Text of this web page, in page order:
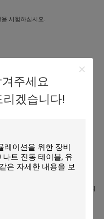
주세요
겠습니다!
시험하십시오.
한 지도.
적인 결함 진단
탐지 장비를 삭제하기 위하여
기와 안정되어 있는 장비 가동을 지